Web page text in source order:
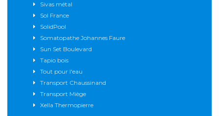
Sivas métal
Sol France
SolidPool
Somatopathe Johannes Faure
Sun Set Boulevard
Tapio bois
Tout pour l'eau
Transport Chaussinand
Transport Miège
Xella Thermopierre